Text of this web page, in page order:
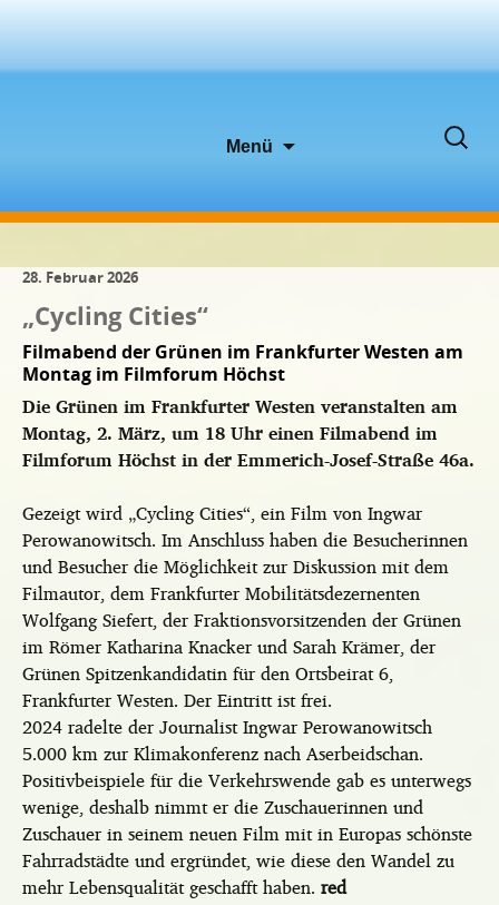
Menü
Suchen
28. Februar 2026
„Cycling Cities“
Filmabend der Grünen im Frankfurter Westen am
Montag im Filmforum Höchst
Die Grünen im Frankfurter Westen veranstalten am
Montag, 2. März, um 18 Uhr einen Filmabend im
Filmforum Höchst in der Emmerich-Josef-Straße 46a.
Gezeigt wird „Cycling Cities“, ein Film von Ingwar
Perowanowitsch. Im Anschluss haben die Besucherinnen
und Besucher die Möglichkeit zur Diskussion mit dem
Filmautor, dem Frankfurter Mobilitätsdezernenten
Wolfgang Siefert, der Fraktionsvorsitzenden der Grünen
im Römer Katharina Knacker und Sarah Krämer, der
Grünen Spitzenkandidatin für den Ortsbeirat 6,
Frankfurter Westen. Der Eintritt ist frei.
2024 radelte der Journalist Ingwar Perowanowitsch
5.000 km zur Klimakonferenz nach Aserbeidschan.
Positivbeispiele für die Verkehrswende gab es unterwegs
wenige, deshalb nimmt er die Zuschauerinnen und
Zuschauer in seinem neuen Film mit in Europas schönste
Fahrradstädte und ergründet, wie diese den Wandel zu
mehr Lebensqualität geschafft haben. red